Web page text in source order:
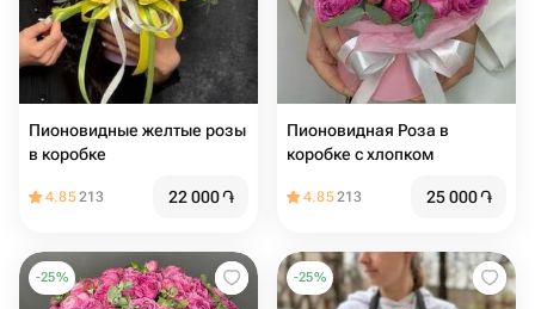
Пионовидные желтые розы
в коробке
4.85213 22 000֏
Пионовидная Роза в
коробке с хлопком
4.85213 25 000֏
-25% -25%